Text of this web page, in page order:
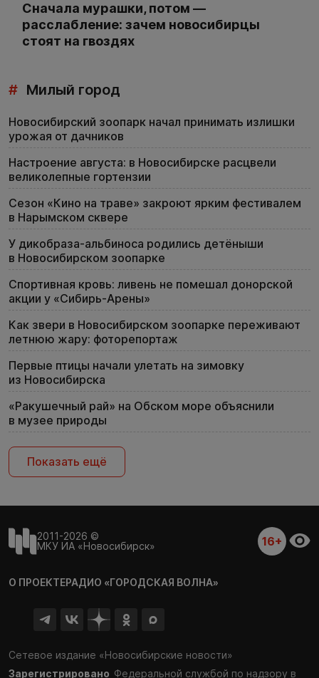
Сначала мурашки, потом —
расслабление: зачем новосибирцы
стоят на гвоздях
# Милый город
Новосибирский зоопарк начал принимать излишки
урожая от дачников
Настроение августа: в Новосибирске расцвели
великолепные гортензии
Сезон «Кино на траве» закроют ярким фестивалем
в Нарымском сквере
У дикобраза-альбиноса родились детёныши
в Новосибирском зоопарке
Спортивная кровь: ливень не помешал донорской
акции у «Сибирь-Арены»
Как звери в Новосибирском зоопарке переживают
летнюю жару: фоторепортаж
Первые птицы начали улетать на зимовку
из Новосибирска
«Ракушечный рай» на Обском море объяснили
в музее природы
Показать ещё
2011-2026 ©
МКУ ИА «Новосибирск»
16+
О ПРОЕКТЕРАДИО «ГОРОДСКАЯ ВОЛНА»
Сетевое издание «Новосибирские новости»
Зарегистрировано Федеральной службой по надзору в